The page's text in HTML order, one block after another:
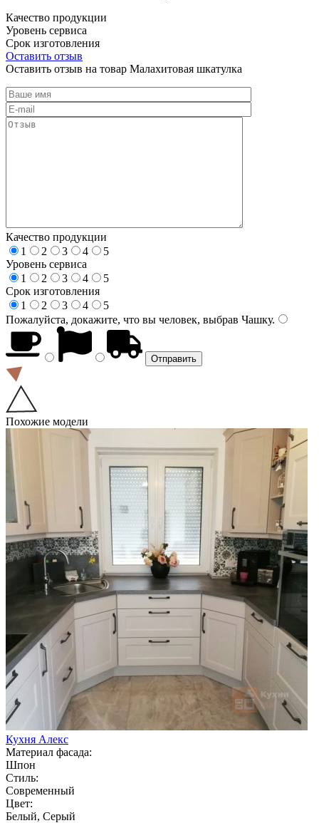
Качество продукции
Уровень сервиса
Срок изготовления
Оставить отзыв
Оставить отзыв на товар Малахитовая шкатулка
Качество продукции
1
2 3 4
5
Уровень сервиса
1
2 3 4
5
Срок изготовления
1
2 3 4
5
Пожалуйста, докажите, что вы человек, выбрав Чашку.
Похожие модели
Кухня Алекс
Материал фасада:
Шпон
Стиль:
Современный
Цвет:
Белый, Серый